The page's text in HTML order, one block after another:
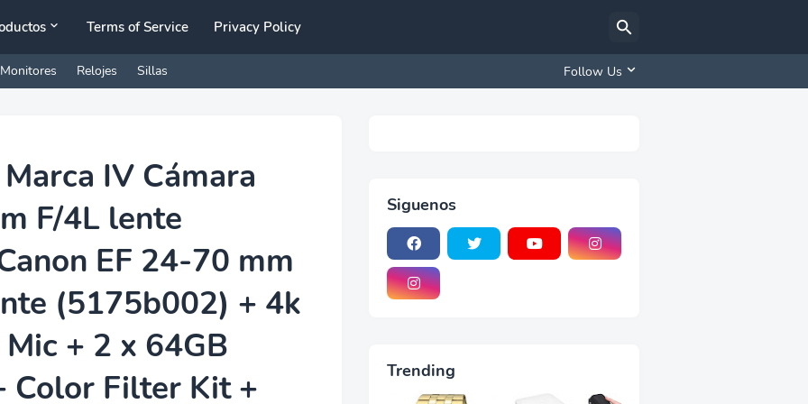
Terms of Service Privacy Policy
Monitores Relojes Sillas Follow Us
IV Cámara
F/4L lente
EF 24-70 mm
(5175b002) + 4k
+ 2 x 64GB
Color Filter Kit +
Siguenos
Trending